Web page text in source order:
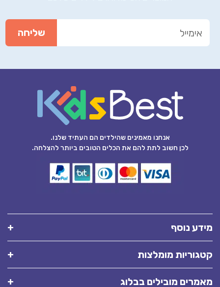
אנחנו מאמינים שהילדים הם העתיד שלנו.
לכן חשוב לתת להם את הכלים הטובים ביותר להצלחה.
מידע נוסף
קטגוריות מומלצות
מאמרים מובילים בבלוג